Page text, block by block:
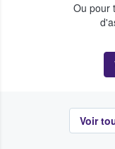
Ou pour
Voir